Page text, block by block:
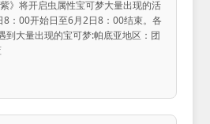
》将开启虫属性宝可梦大量出现的活
：00开始日至6月2日8：00结束。各
到大量出现的宝可梦:帕底亚地区：团